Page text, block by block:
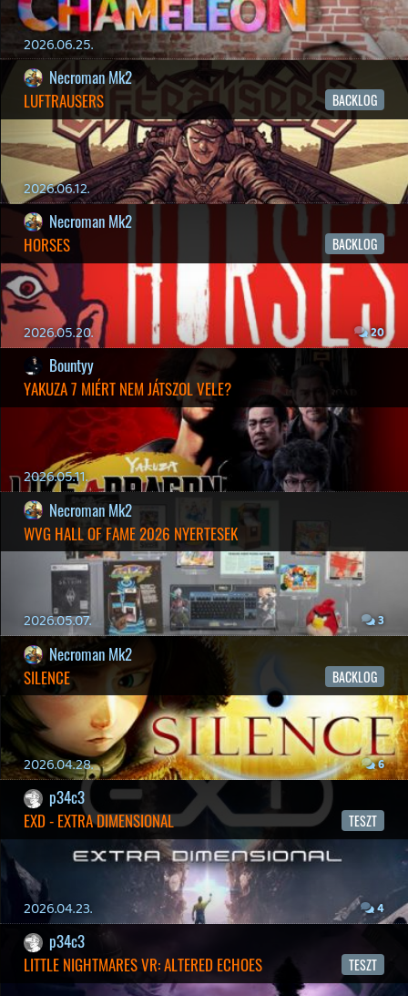
p34c3
EXD - EXTRA DIMENSIONAL
TESZT
2026.04.23.
p34c3
LITTLE NIGHTMARES VR: ALTERED ECHOES TESZT
2026.04.23. 3
Bountyy
REANIMAL - ELEMZÉS(PODCAST)
2026.04.22.
Necroman Mk2
GLITCHY CUTE LOOP
TESZT
11
Necroman Mk2
THE EXIT 8
BACKLOG
2026.04.08.
axl
AACE COMBAT
AJÁNLÓ
2026.04.04.
p34c3
ÁPRILISI VÍÁRADAT
2026.04.03. 4
Necroman Mk2
MY FRIEND PEPPA PIG
2026.03.29. 2
liquid
MINDEN IDŐK LEGJOBB INTRÓI #2
2026.03.27.
Információk Oké, értem és elfogadom!